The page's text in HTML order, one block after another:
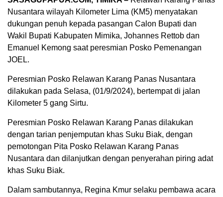
Nusantara wilayah Kilometer Lima (KM5) menyatakan
dukungan penuh kepada pasangan Calon Bupati dan
Wakil Bupati Kabupaten Mimika, Johannes Rettob dan
Emanuel Kemong saat peresmian Posko Pemenangan
JOEL.
Peresmian Posko Relawan Karang Panas Nusantara
dilakukan pada Selasa, (01/9/2024), bertempat di jalan
Kilometer 5 gang Sirtu.
Peresmian Posko Relawan Karang Panas dilakukan
dengan tarian penjemputan khas Suku Biak, dengan
pemotongan Pita Posko Relawan Karang Panas
Nusantara dan dilanjutkan dengan penyerahan piring adat
khas Suku Biak.
Dalam sambutannya, Regina Kmur selaku pembawa acara